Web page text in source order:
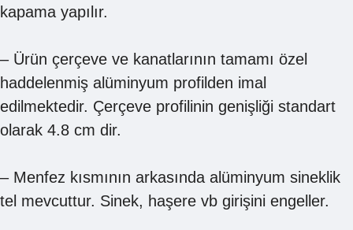
kapama yapılır.
– Ürün çerçeve ve kanatlarının tamamı özel
haddelenmiş alüminyum profilden imal
edilmektedir. Çerçeve profilinin genişliği standart
olarak 4.8 cm dir.
– Menfez kısmının arkasında alüminyum sineklik
tel mevcuttur. Sinek, haşere vb girişini engeller.